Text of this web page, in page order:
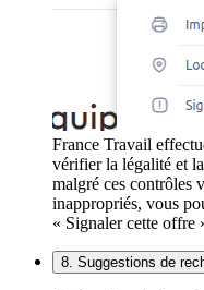
France Travail
vérifier la légalité et
malgré ces contrôles
inappropriés, vous
« Signaler cette offre
8. Suggestions de